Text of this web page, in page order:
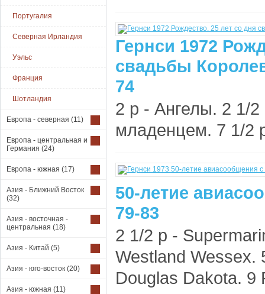
Португалия
Северная Ирландия
Уэльс
Франция
Шотландия
Европа - северная (11)
Европа - центральная и
Германия (24)
Европа - южная (17)
Азия - Ближний Восток
(32)
Азия - восточная -
центральная (18)
Азия - Китай (5)
Азия - юго-восток (20)
Азия - южная (11)
Гернси 1972
свадьбы
74
2 p - Ангелы. 2 1/
младенцем. 7 1/2
50-летие
79-83
2 1/2 p -
Westland Wessex.
Douglas Dakota. 9